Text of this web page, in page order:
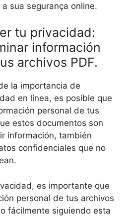
sua segurança online.
tu privacidad:
información
archivos PDF.
la importancia de
en línea, es posible que
personal de tus
estos documentos son
información, también
confidenciales que no
es importante que
personal de tus archivos
fácilmente siguiendo esta